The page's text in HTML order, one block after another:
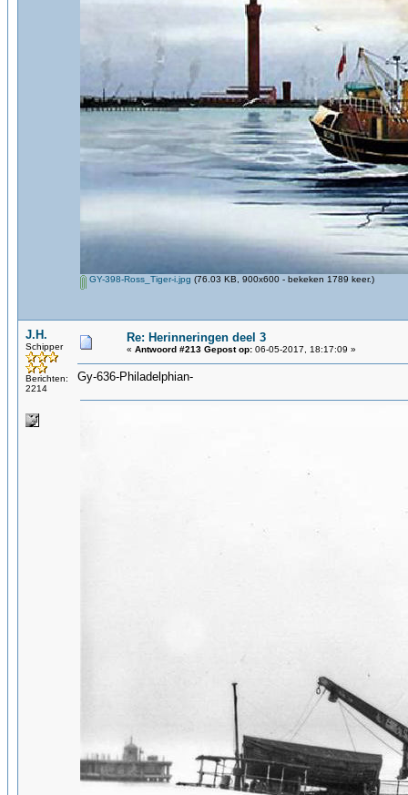
GY-398-Ross_Tiger-i.jpg (76.03 KB, 900x600 - bekeken 1789 keer.)
J.H.
Schipper
Berichten:
2214
Re: Herinneringen deel 3
« Antwoord #213 Gepost op: 06-05-2017, 18:17:09 »
Gy-636-Philadelphian-